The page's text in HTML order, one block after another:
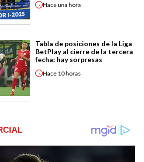
Haceuna hora
Tabla de posiciones de la Liga
BetPlay al cierre de la tercera
fecha: hay sorpresas
Hace 10 horas